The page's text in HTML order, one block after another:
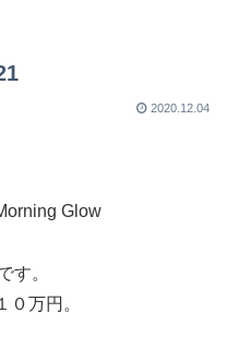
2020.12.04
Glow
す。
万円。